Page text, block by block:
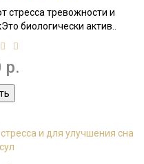
стресса тревожности и
биологически актив..
р.